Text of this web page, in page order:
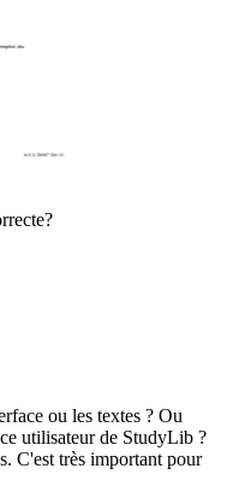
ou les textes ? Ou
utilisateur de StudyLib ?
C'est très important pour